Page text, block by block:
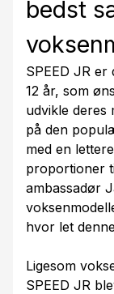
bedst
SPEED JR er
12 år, som
udvikle deres
på den
med en
proportioner
ambassadør
hvor let
Ligesom
SPEED JR